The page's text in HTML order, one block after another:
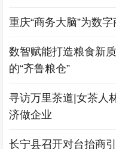
重庆“商务大脑”为数
数智赋能打造粮食新
的“齐鲁粮仓”
寻访万里茶道|女茶人
济做企业
长宁县召开对台抬商